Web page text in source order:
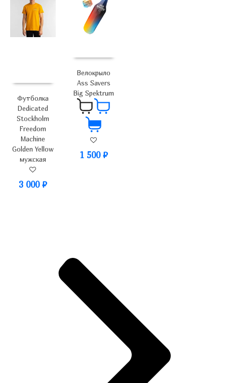
Футболка
Dedicated
Stockholm
Freedom
Machine
Golden Yellow
мужская
3 000 ₽
Велокрыло
Ass Savers
Big Spektrum
1 500 ₽